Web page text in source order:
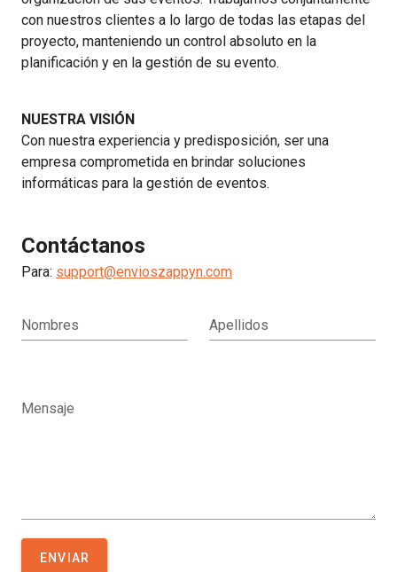
con nuestros clientes a lo largo de todas las etapas del
proyecto, manteniendo un control absoluto en la
planificación y en la gestión de su evento.
NUESTRA VISIÓN
Con nuestra experiencia y predisposición, ser una
empresa comprometida en brindar soluciones
informáticas para la gestión de eventos.
Contáctanos
Para: support@envioszappyn.com
Nombres Apellidos
Mensaje
ENVIAR